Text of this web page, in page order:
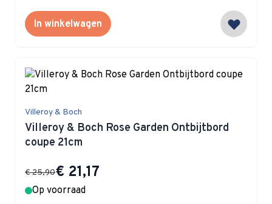
In winkelwagen
Villeroy & Boch
Villeroy & Boch Rose Garden Ontbijtbord
coupe 21cm
Special Price
€ 21,17
€ 25,90
Op voorraad